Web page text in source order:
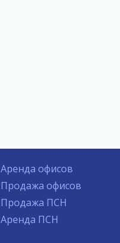
Аренда офисов
Продажа офисов
Продажа ПСН
Аренда ПСН